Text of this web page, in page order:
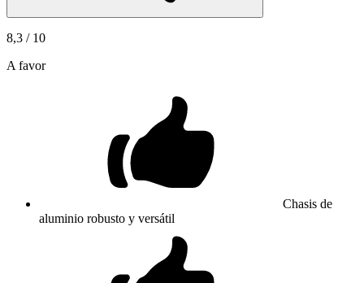
8,3 / 10
A favor
Chasis de
aluminio robusto y versátil